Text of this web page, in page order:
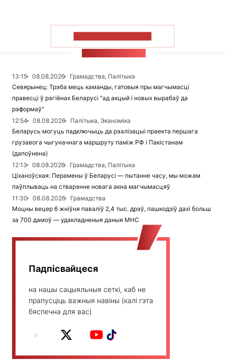
13:15 08.08.2026
Грамадства, Палітыка
Севярынец: Трэба мець каманды, гатовыя пры магчымасці
правесці ў рэгіёнах Беларусі "ад акцый і новых вырабаў да
рэформаў"
12:54
08.08.2026
Палітыка, Эканоміка
Беларусь могуць падключыць да рэалізацыі праекта першага
грузавога чыгуначнага маршруту паміж РФ і Пакістанам
(дапоўнена)
12:13
08.08.2026
Грамадства, Палітыка
Ціханоўская: Перамены ў Беларусі — пытанне часу, мы можам
паўплываць на стварэнне новага акна магчымасцяў
11:30
08.08.2026
Грамадства
Моцны вецер 6 жніўня паваліў 2,4 тыс. дрэў, пашкодзіў дахі больш
за 700 дамоў — удакладненыя даныя МНС
Падпісвайцеся
на нашы сацыяльныя сеткі, каб не
прапусціць важныя навіны (калі гэта
бяспечна для вас)